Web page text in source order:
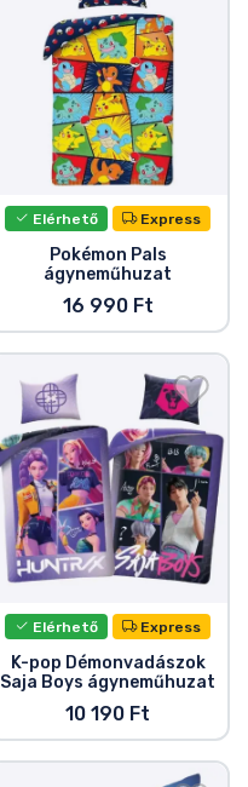
Elérhető Express
Pokémon Pals
ágyneműhuzat
16 990 Ft
Elérhető Express
K-pop Démonvadászok
Saja Boys ágyneműhuzat
10 190 Ft